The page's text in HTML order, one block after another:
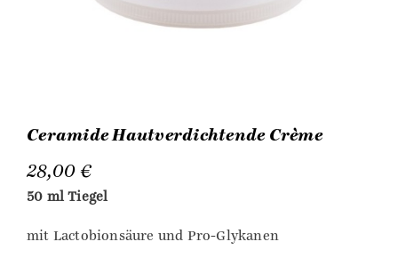
Ceramide Hautverdichtende Crème
28,00€
50 ml Tiegel
mit Lactobionsäure und Pro-Glykanen